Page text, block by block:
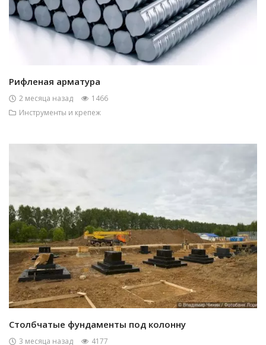
Рифленая арматура
2 месяца назад
1466
Инструменты и крепеж
Столбчатые фундаменты под колонну
3 месяца назад
4177